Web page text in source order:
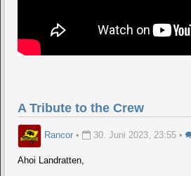
A Tribute to the Crew
Rancor • 30. Juni 2023, 23:55 •
Ahoi Landratten,